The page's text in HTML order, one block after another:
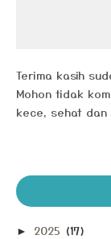
Terima kasih
Mohon tidak
kece, sehat dan
► 2025 (17)